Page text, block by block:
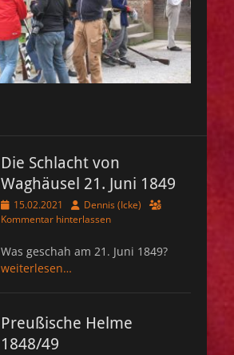
Die Schlacht von
Waghäusel 21. Juni 1849
Veröffentlicht
am
15.02.2021 AutorDennis (Icke)
Kommentar hinterlassen
Was geschah am 21. Juni 1849?
weiterlesen…
Preußische Helme
1848/49